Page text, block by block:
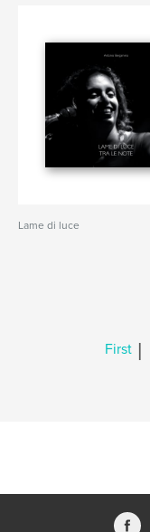
Lame di luce
First |